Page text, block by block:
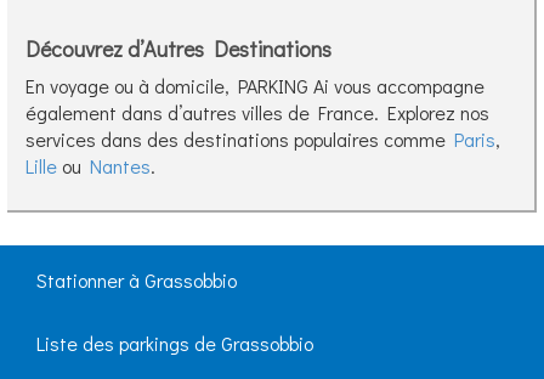
Découvrez d’Autres Destinations
En voyage ou à domicile, PARKING Ai vous accompagne
également dans d’autres villes de France. Explorez nos
services dans des destinations populaires comme Paris,
Lille ou Nantes.
Stationner à Grassobbio
Liste des parkings de Grassobbio